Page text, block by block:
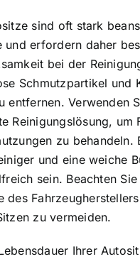
sind oft stark
und erfordern daher
bei der
Schmutzpartikel und
entfernen. Verwenden
Reinigungslösung, um
zu behandeln.
und eine weiche
sein. Beachten
des
zu vermeiden.
Ihrer